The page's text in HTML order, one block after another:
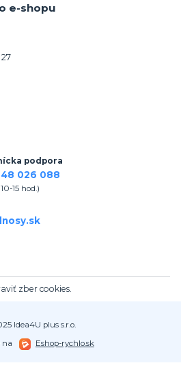
e-shopu
podpora
026 088
15 hod.)
zber cookies.
Idea4U plus s.r.o.
na
Eshop-rychlo.sk